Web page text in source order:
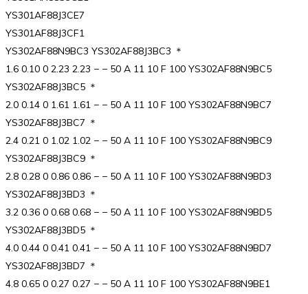
YS301AF88J3CE7
YS301AF88J3CF1
YS302AF88N9BC3 YS302AF88J3BC3 ＊
1.6 0.10 0 2.23 2.23 − − 50 A 11 10 F 100 YS302AF88N9BC5
YS302AF88J3BC5 ＊
2.0 0.14 0 1.61 1.61 − − 50 A 11 10 F 100 YS302AF88N9BC7
YS302AF88J3BC7 ＊
2.4 0.21 0 1.02 1.02 − − 50 A 11 10 F 100 YS302AF88N9BC9
YS302AF88J3BC9 ＊
2.8 0.28 0 0.86 0.86 − − 50 A 11 10 F 100 YS302AF88N9BD3
YS302AF88J3BD3 ＊
3.2 0.36 0 0.68 0.68 − − 50 A 11 10 F 100 YS302AF88N9BD5
YS302AF88J3BD5 ＊
4.0 0.44 0 0.41 0.41 − − 50 A 11 10 F 100 YS302AF88N9BD7
YS302AF88J3BD7 ＊
4.8 0.65 0 0.27 0.27 − − 50 A 11 10 F 100 YS302AF88N9BE1